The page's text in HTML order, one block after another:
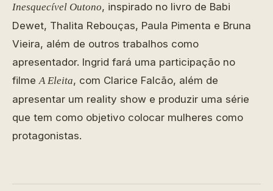
Inesquecível Outono, inspirado no livro de Babi
Dewet, Thalita Rebouças, Paula Pimenta e Bruna
Vieira, além de outros trabalhos como
apresentador. Ingrid fará uma participação no
filmeA Eleita, com Clarice Falcão, além de
apresentar um reality show e produzir uma série
que tem como objetivo colocar mulheres como
protagonistas.